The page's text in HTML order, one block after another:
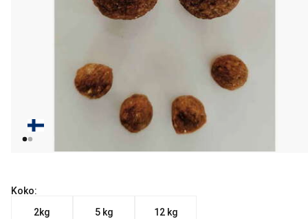
Koko:
2kg
5 kg 12 kg